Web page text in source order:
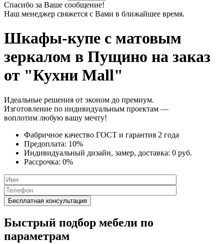
Спасибо за Ваше сообщение!
Наш менеджер свяжется с Вами в ближайшее время.
Шкафы-купе с матовым
зеркалом в Пущино на заказ
от "Кухни Mall"
Идеальные решения от эконом до премиум.
Изготовление по индивидуальным проектам —
воплотим любую вашу мечту!
Фабричное качество ГОСТ и гарантия 2 года
Предоплата: 10%
Индивидуальный дизайн, замер, доставка: 0 руб.
Рассрочка: 0%
Быстрый подбор мебели по
параметрам